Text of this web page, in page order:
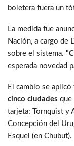
boletera fuera un
La medida fue
Nación, a cargo de
sobre el sistema. "
esperada novedad
El cambio se
cinco ciudades que
tarjeta: Tornquist y
Concepción del
Esquel (en Chubut).